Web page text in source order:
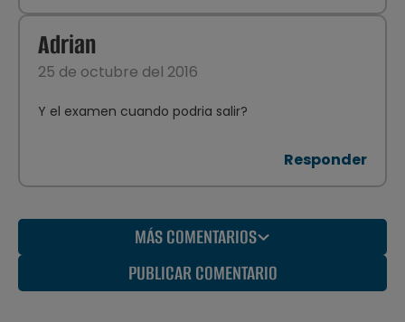
Adrian
25 de octubre del 2016
Y el examen cuando podria salir?
Responder
MÁS COMENTARIOS
PUBLICAR COMENTARIO